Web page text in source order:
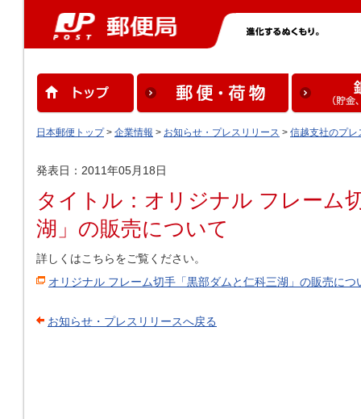
日本郵便トップ> 企業情報 > お知らせ・プレスリリース > 信越支社のプレ
発表日：2011年05月18日
タイトル：オリジナル フレーム
湖」の販売について
詳しくはこちらをご覧ください。
オリジナル フレーム切手「黒部ダムと仁科三湖」の販売につ
お知らせ・プレスリリースへ戻る